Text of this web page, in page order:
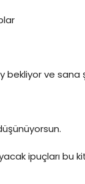
ve sana
ipuçları bu